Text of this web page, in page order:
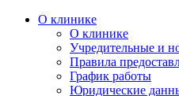
О клинике
О клинике
Учредительные и
Правила
График работы
Юридические